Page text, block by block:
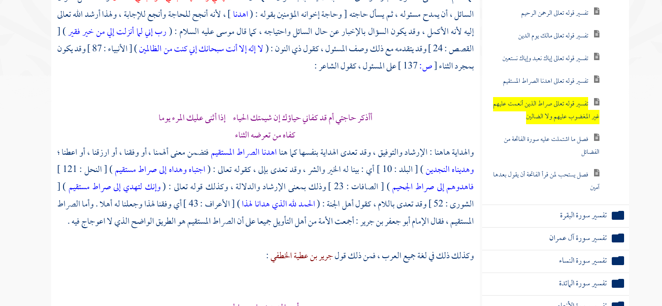
تفسير قوله تعالى الرحمن الرحيم
تفسير قوله تعالى مالك يوم الدين
تفسير قوله تعالى إياك نعبد وإياك نستعين
تفسير قوله تعالى اهدنا الصراط المستقيم
تفسير قوله تعالى صراط الذين أنعمت عليهم
غير المغضوب عليهم ولا الضالين
فصل ما اشتملت عليه سورة الفاتحة من
الفضائل
فصل يستحب لمن قرأ الفاتحة أن يقول بعدها
آمين
تفسير سورة البقرة
تفسير سورة آل عمران
تفسير سورة النساء
تفسير سورة المائدة
السائل ، أن يمدح مسئوله ، ثم يسأل حاجته [ وحاجة إخوانه المؤمنين بقوله : (اهدنا] ، لأنه أنجح للحاجة وأنجع للإجابة ، ولهذا أرشد الله تعالى
إليه لأنه الأكمل ، وقد يكون السؤال بالإخبار عن حال السائل واحتياجه ، كما قالموسىعليه السلام : (رب إني لما أنزلت إلي من خير فقير) [
القصص : 24 ] وقد يتقدمه مع ذلك وصف المسئول ، كقول
ذي النون: (لا إله إلا أنت سبحانك إني كنت من الظالمين
) [ الأنبياء : 87 ] وقد يكون
بمجرد الثناء[ص: على المسئول ، كقول الشاعر :
أأذكر حاجتي أم قد كفاني حياؤك إن شيمتك الحياء إذا أثنى عليك المرء يوما
كفاه من تعرضه الثناء
والهداية هاهنا : الإرشاد والتوفيق ، وقد تعدى الهداية بنفسها كما هنااهدنا الصراط المستقيمفتضمن معنى ألهمنا ، أو وفقنا ، أو ارزقنا ، أو اعطنا ؛
وهديناه النجدين) [ البلد : 10 ] أي : بينا له الخير والشر ، وقد تعدى بإلى ، كقوله تعالى : ( اجتباه وهداه إلى صراط مستقيم) [ النحل : 121 ]
فاهدوهم إلى صراط الجحيم) [ الصافات : 23 ] وذلك بمعنى الإرشاد والدلالة ، وكذلك قوله تعالى : ( وإنك لتهدي إلى صراط مستقيم) [
الشورى : 52 ] وقد تعدى باللام ، كقول أهل الجنة : (
الحمد لله الذي هدانا لهذا
) [ الأعراف : 43 ] أي وفقنا لهذا وجعلنا له أهلا . وأما الصراط
المستقيم ، فقالالإمام أبو جعفر بن جرير: أجمعت الأمة من أهل التأويل جميعا على أن الصراط المستقيم هو الطريق الواضح الذي لا اعوجاج فيه .
وكذلك ذلك في لغة جميع العرب ، فمن ذلك قولجرير بن عطية الخطفي: